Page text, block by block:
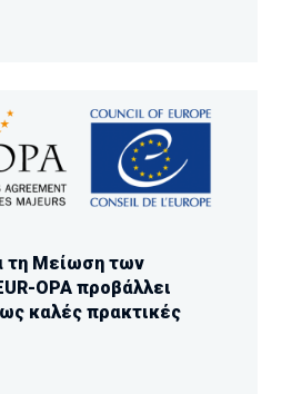
τη Μείωση των
OPA προβάλλει
καλές πρακτικές